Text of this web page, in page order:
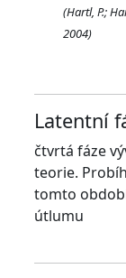
(Hartl, P.;
2004)
Latentní
čtvrtá fáze
teorie.
tomto
útlumu